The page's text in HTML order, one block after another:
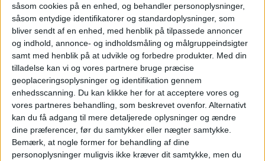
såsom cookies på en enhed, og behandler personoplysninger,
såsom entydige identifikatorer og standardoplysninger, som
bliver sendt af en enhed, med henblik på tilpassede annoncer
og indhold, annonce- og indholdsmåling og målgruppeindsigter
samt med henblik på at udvikle og forbedre produkter. Med din
tilladelse kan vi og vores partnere bruge præcise
geoplaceringsoplysninger og identifikation gennem
enhedsscanning. Du kan klikke her for at acceptere vores og
vores partneres behandling, som beskrevet ovenfor. Alternativt
kan du få adgang til mere detaljerede oplysninger og ændre
dine præferencer, før du samtykker eller nægter samtykke.
Bemærk, at nogle former for behandling af dine
personoplysninger muligvis ikke kræver dit samtykke, men du